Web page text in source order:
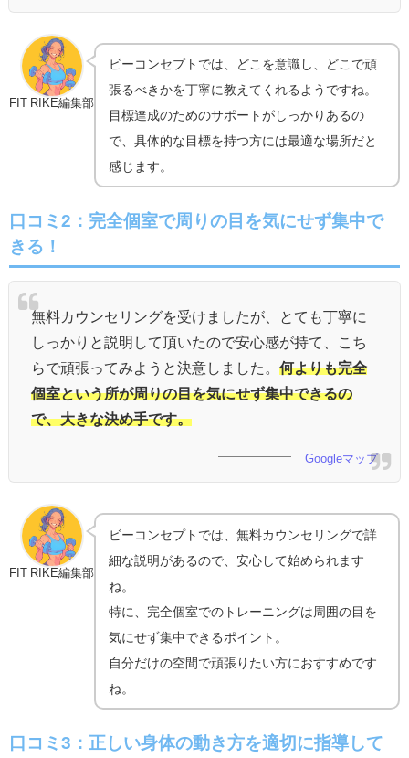
FIT RIKE編集部
ビーコンセプトでは、どこを意識し、どこで頑
張るべきかを丁寧に教えてくれるようですね。
目標達成のためのサポートがしっかりあるの
で、具体的な目標を持つ方には最適な場所だと
感じます。
口コミ2： 完全個室で周りの目を気にせず集中で
きる！
無料カウンセリングを受けましたが、とても丁寧に
しっかりと説明して頂いたので安心感が持て、こち
らで頑張ってみようと決意しました。 何よりも完全
個室という所が周りの目を気にせず集中できるの
で、大きな決め手です。
Googleマップ
FIT RIKE編集部
ビーコンセプトでは、無料カウンセリングで詳
細な説明があるので、安心して始められます
ね。
特に、完全個室でのトレーニングは周囲の目を
気にせず集中できるポイント。
自分だけの空間で頑張りたい方におすすめです
ね。
口コミ3： 正しい身体の動き方を適切に指導して